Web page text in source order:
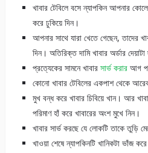
খাবার টেবিলে বসে ন্যাপকিন আপনার
করে ঢুকিয়ে দিন।
আপনার সাথে যারা খেতে গেছেন, তাদের
দিন। অতিরিক্ত দামি খাবার অর্ডার দেয়াটা
প্রত্যেকের সামনে খাবার সার্ভ করার আগ
কোনো খাবার টেবিলের একপাশ থেকে
মুখ বন্ধ করে খাবার চিবিয়ে খান। আর
পরিমাণ হাঁ করে খাবারের অংশ মুখে নিন।
খাবার সার্ভ করছে যে লোকটি তাকে তুড়ি
খাওয়া শেষে ন্যাপকিনটি খানিকটা ভাঁজ